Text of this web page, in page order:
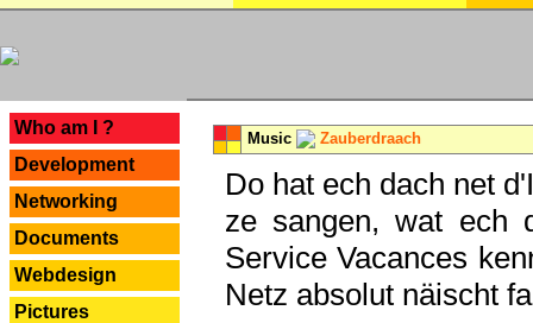
Who am I ?
Development
Networking
Documents
Webdesign
Pictures
Music Zauberdraach
Do hat ech dach net
ze sangen, wat ech
Service Vacances
Netz absolut näischt